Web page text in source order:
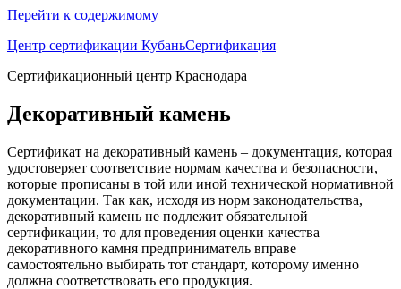
Перейти к содержимому
Центр сертификации КубаньСертификация
Сертификационный центр Краснодара
Декоративный камень
Сертификат на декоративный камень – документация, которая
удостоверяет соответствие нормам качества и безопасности,
которые прописаны в той или иной технической нормативной
документации. Так как, исходя из норм законодательства,
декоративный камень не подлежит обязательной
сертификации, то для проведения оценки качества
декоративного камня предприниматель вправе
самостоятельно выбирать тот стандарт, которому именно
должна соответствовать его продукция.